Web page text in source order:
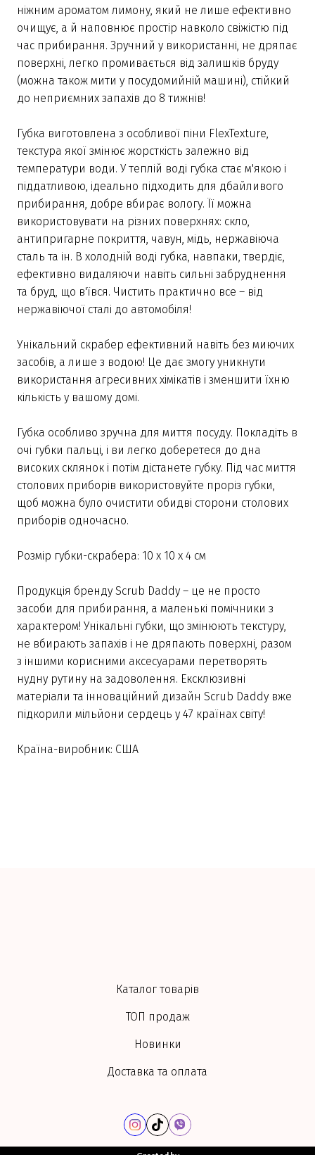
ніжним ароматом лимону, який не лише ефективно
очищує, а й наповнює простір навколо свіжістю під
час прибирання. Зручний у використанні, не дряпає
поверхні, легко промивається від залишків бруду
(можна також мити у посудомийній машині), стійкий
до неприємних запахів до 8 тижнів!
Губка виготовлена з особливої піни FlexTexture,
текстура якої змінює жорсткість залежно від
температури води. У теплій воді губка стає м'якою і
піддатливою, ідеально підходить для дбайливого
прибирання, добре вбирає вологу. Її можна
використовувати на різних поверхнях: скло,
антипригарне покриття, чавун, мідь, нержавіюча
сталь та ін. В холодній воді губка, навпаки, твердіє,
ефективно видаляючи навіть сильні забруднення
та бруд, що в'ївся. Чистить практично все – від
нержавіючої сталі до автомобіля!
Унікальний скрабер ефективний навіть без миючих
засобів, а лише з водою! Це дає змогу уникнути
використання агресивних хімікатів і зменшити їхню
кількість у вашому домі.
Губка особливо зручна для миття посуду. Покладіть в
очі губки пальці, і ви легко доберетеся до дна
високих склянок і потім дістанете губку. Під час миття
столових приборів використовуйте проріз губки,
щоб можна було очистити обидві сторони столових
приборів одночасно.
Розмір губки-скрабера: 10 х 10 х 4 см
Продукція бренду Scrub Daddy – це не просто
засоби для прибирання, а маленькі помічники з
характером! Унікальні губки, що змінюють текстуру,
не вбирають запахів і не дряпають поверхні, разом
з іншими корисними аксесуарами перетворять
нудну рутину на задоволення. Ексклюзивні
матеріали та інноваційний дизайн Scrub Daddy вже
підкорили мільйони сердець у 47 країнах світу!
Країна-виробник: США
Каталог товарів
ТОП продаж
Новинки
Доставка та оплата